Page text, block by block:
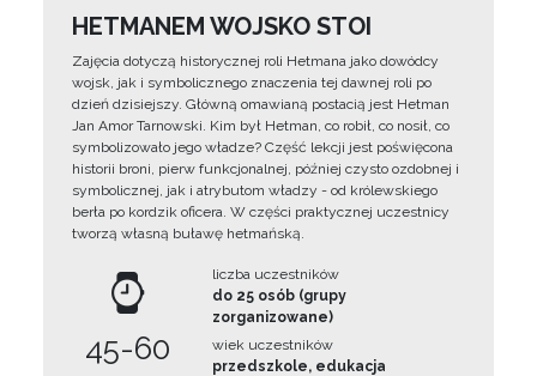
HETMANEM WOJSKO STOI
Zajęcia dotyczą historycznej roli Hetmana jako dowódcy
wojsk, jak i symbolicznego znaczenia tej dawnej roli po
dzień dzisiejszy. Główną omawianą postacią jest Hetman
Jan Amor Tarnowski. Kim był Hetman, co robił, co nosił, co
symbolizowało jego władze? Część lekcji jest poświęcona
historii broni, pierw funkcjonalnej, później czysto ozdobnej i
symbolicznej, jak i atrybutom władzy - od królewskiego
berła po kordzik oficera. W części praktycznej uczestnicy
tworzą własną buławę hetmańską.
45-60
liczba uczestników
do 25 osób (grupy
zorganizowane)
wiek uczestników
przedszkole, edukacja